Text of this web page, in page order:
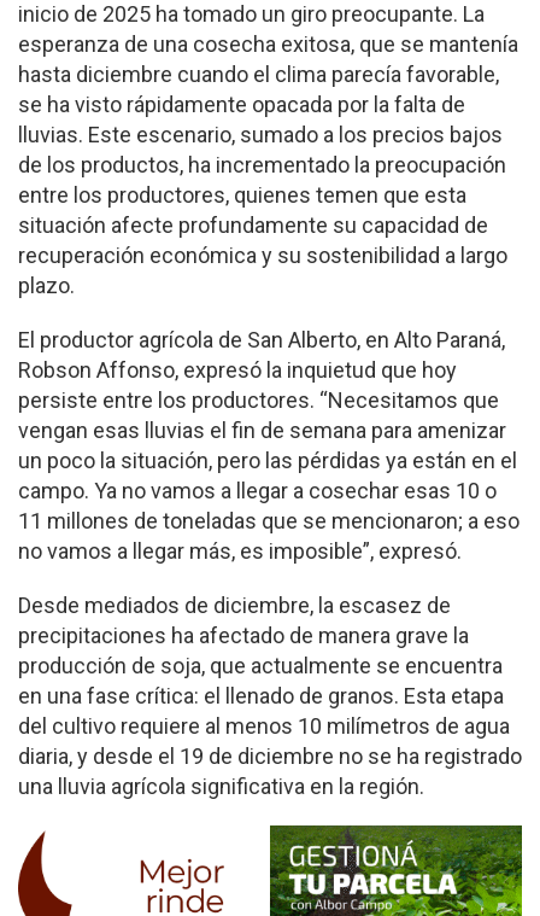
inicio de 2025 ha tomado un giro preocupante. La
esperanza de una cosecha exitosa, que se mantenía
hasta diciembre cuando el clima parecía favorable,
se ha visto rápidamente opacada por la falta de
lluvias. Este escenario, sumado a los precios bajos
de los productos, ha incrementado la preocupación
entre los productores, quienes temen que esta
situación afecte profundamente su capacidad de
recuperación económica y su sostenibilidad a largo
plazo.
El productor agrícola de San Alberto, en Alto Paraná,
Robson Affonso, expresó la inquietud que hoy
persiste entre los productores. “Necesitamos que
vengan esas lluvias el fin de semana para amenizar
un poco la situación, pero las pérdidas ya están en el
campo. Ya no vamos a llegar a cosechar esas 10 o
11 millones de toneladas que se mencionaron; a eso
no vamos a llegar más, es imposible”, expresó.
Desde mediados de diciembre, la escasez de
precipitaciones ha afectado de manera grave la
producción de soja, que actualmente se encuentra
en una fase crítica: el llenado de granos. Esta etapa
del cultivo requiere al menos 10 milímetros de agua
diaria, y desde el 19 de diciembre no se ha registrado
una lluvia agrícola significativa en la región.